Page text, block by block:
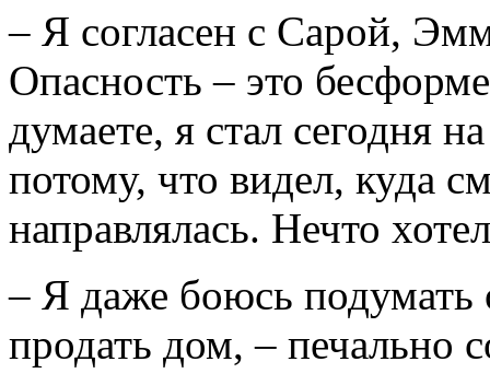
– Я согласен с Сарой,
Опасность – это
думаете, я стал сегодня
потому, что видел, куда
направлялась. Нечто
– Я даже боюсь подумать
продать дом, – печально